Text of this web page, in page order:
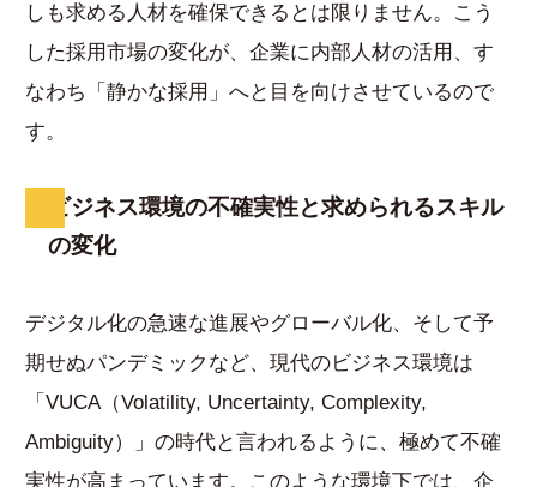
しも求める人材を確保できるとは限りません。こう
した採用市場の変化が、企業に内部人材の活用、す
なわち「静かな採用」へと目を向けさせているので
す。
ビジネス環境の不確実性と求められるスキル
の変化
デジタル化の急速な進展やグローバル化、そして予
期せぬパンデミックなど、現代のビジネス環境は
「VUCA（Volatility, Uncertainty, Complexity,
Ambiguity）」の時代と言われるように、極めて不確
実性が高まっています。このような環境下では、企